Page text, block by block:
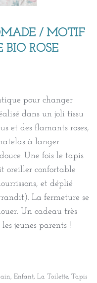
/ MOTIF
BIO ROSE
pour changer
dans un joli tissu
et des flamants roses,
à langer
Une fois le tapis
oreiller confortable
et déplié
La fermeture se
Un cadeau très
jeunes parents !
, Enfant, La Toilette, Tapis